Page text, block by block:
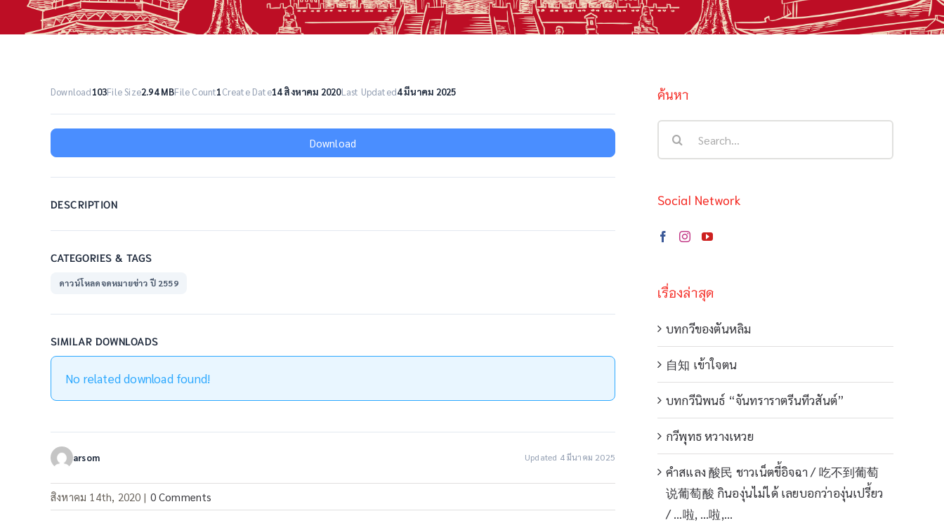
Download103File Size2.94 MBFile Count1Create Date14 สิงหาคม 2020Last Updated4 มีนาคม 2025
Download
DESCRIPTION
CATEGORIES & TAGS
ดาวน์โหลดจดหมายข่าว ปี 2559
SIMILAR DOWNLOADS
No related download found!
arsom Updated 4 มีนาคม 2025
สิงหาคม 14th, 2020 | 0 Comments
ค้นหา
Social Network
เรื่องล่าสุด
บทกวีของตันหลิม
自知 เข้าใจตน
บทกวีนิพนธ์ “จันทราราตรีนทีวสันต์”
กวีพุทธ หวางเหวย
คำสแลง 酸民 ชาวเน็ตขี้อิจฉา / 吃不到葡萄
说葡萄酸 กินองุ่นไม่ได้ เลยบอกว่าองุ่นเปรี้ยว
/ …啦, …啦,…